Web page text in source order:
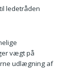
ledetråden
vægt på
udlægning af